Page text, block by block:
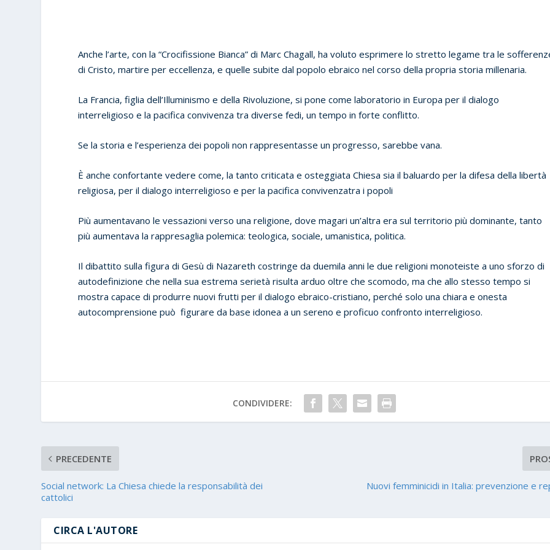
Anche l’arte, con la “Crocifissione Bianca” di Marc Chagall, ha voluto esprimere lo stretto legame tra le
di Cristo, martire per eccellenza, e quelle subite dal popolo ebraico nel corso della propria storia millenaria.
La Francia, figlia dell’Illuminismo e della Rivoluzione, si pone come laboratorio in Europa per il dialogo
interreligioso e la pacifica convivenza tra diverse fedi, un tempo in forte conflitto.
Se la storia e l’esperienza dei popoli non rappresentasse un progresso, sarebbe vana.
È anche confortante vedere come, la tanto criticata e osteggiata Chiesa sia il baluardo per la difesa della libertà
religiosa, per il dialogo interreligioso e per la pacifica convivenzatra i popoli
Più aumentavano le vessazioni verso una religione, dove magari un’altra era sul territorio più dominante, tanto
più aumentava la rappresaglia polemica: teologica, sociale, umanistica, politica.
Il dibattito sulla figura di Gesù di Nazareth costringe da duemila anni le due religioni monoteiste a uno sforzo di
autodefinizione che nella sua estrema serietà risulta arduo oltre che scomodo, ma che allo stesso tempo si
mostra capace di produrre nuovi frutti per il dialogo ebraico-cristiano, perché solo una chiara e onesta
autocomprensione può figurare da base idonea a un sereno e proficuo confronto interreligioso.
CONDIVIDERE:
PRECEDENTE
Social network: La Chiesa chiede la responsabilità dei
cattolici
Nuovi femminicidi in Italia: prevenzione e
CIRCA L'AUTORE